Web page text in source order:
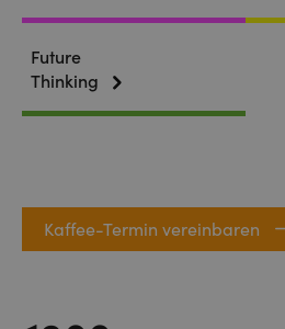
Future
Thinking
Kaffee-Termin vereinbaren